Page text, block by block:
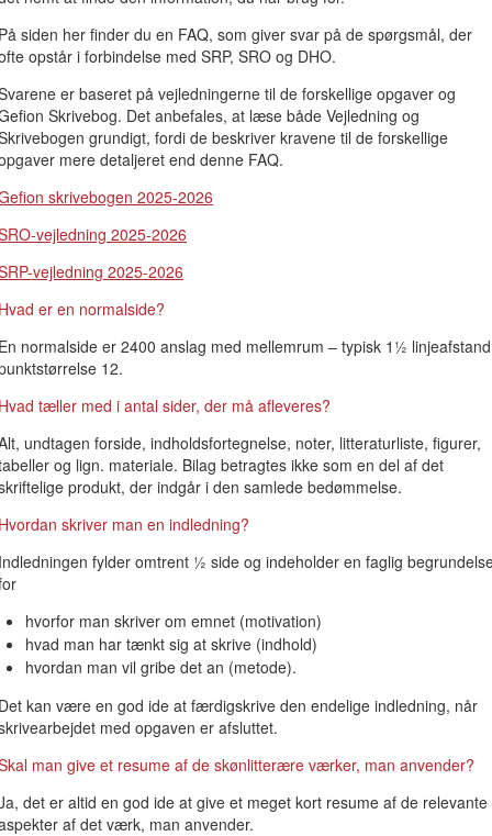
siden her finder du en FAQ, som giver svar på de spørgsmål, der
opstår i forbindelse med SRP, SRO og DHO.
er baseret på vejledningerne til de forskellige opgaver og
Skrivebog. Det anbefales, at læse både Vejledning og
grundigt, fordi de beskriver kravene til de forskellige
mere detaljeret end denne FAQ.
skrivebogen 2025-2026
vejledning 2025-2026
vejledning 2025-2026
er en normalside?
normalside er 2400 anslag med mellemrum – typisk 1½ linjeafstand
12.
tæller med i antal sider, der må afleveres?
undtagen forside, indholdsfortegnelse, noter, litteraturliste, figurer,
og lign. materiale. Bilag betragtes ikke som en del af det
produkt, der indgår i den samlede bedømmelse.
skriver man en indledning?
fylder omtrent ½ side og indeholder en faglig
hvorfor man skriver om emnet (motivation)
hvad man har tænkt sig at skrive (indhold)
hvordan man vil gribe det an (metode).
kan være en god ide at færdigskrive den endelige indledning, når
med opgaven er afsluttet.
man give et resume af de skønlitterære værker, man anvender?
det er altid en god ide at give et meget kort resume af de relevante
af det værk, man anvender.